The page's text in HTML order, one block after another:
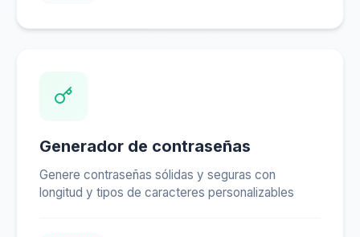
Generador de contraseñas
Genere contraseñas sólidas y seguras con
longitud y tipos de caracteres personalizables